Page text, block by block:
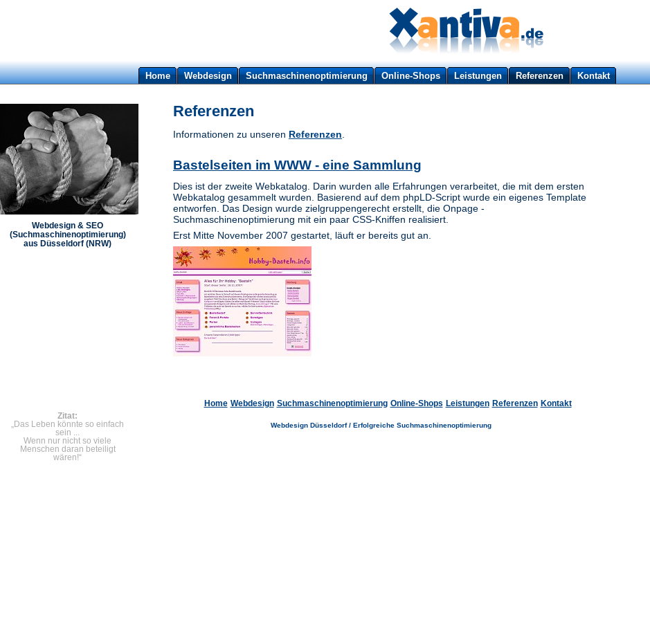
Referenzen
Informationen zu unseren Referenzen
Bastelseiten im WWW - eine Sammlung
Dies ist der zweite Webkatalog. Darin wurden alle Erfahrungen verarbeitet, die mit dem ersten
Webkatalog gesammelt wurden. Basierend auf dem phpLD-Script wurde ein eigenes Template
entworfen. Das Design wurde zielgruppengerecht erstellt, die Onpage -
Suchmaschinenoptimierung mit ein paar CSS-Kniffen realisiert.
Erst Mitte November 2007 gestartet, läuft er bereits gut an.
Home Webdesign Suchmaschinenoptimierung Online-Shops Leistungen Referenzen Kontakt
Webdesign Düsseldorf / Erfolgreiche Suchmaschinenoptimierung
Webdesign & SEO
(Suchmaschinenoptimierung)
aus Düsseldorf (NRW)
Zitat:
„Das Leben könnte so einfach
sein ...
Wenn nur nicht so viele
Menschen daran beteiligt
wären!“
Home Webdesign Suchmaschinenoptimierung Online-Shops Leistungen Referenzen Kontakt